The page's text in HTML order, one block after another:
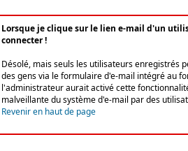
Lorsque je clique sur le lien e-mail d'un
connecter !
Désolé, mais seuls les utilisateurs enregistrés
des gens via le formulaire d'e-mail intégré au
l'administrateur aurait activé cette
malveillante du système d'e-mail par des
Revenir en haut de page